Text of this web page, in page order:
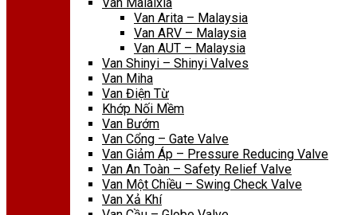
Van Arita – Malaysia
Van ARV – Malaysia
Van AUT – Malaysia
Van Shinyi – Shinyi Valves
Van Miha
Van Điện Từ
Khớp Nối Mềm
Van Bướm
Van Cổng – Gate Valve
Van Giảm Áp – Pressure Reducing Valve
Van An Toàn – Safety Relief Valve
Van Một Chiều – Swing Check Valve
Van Xả Khí